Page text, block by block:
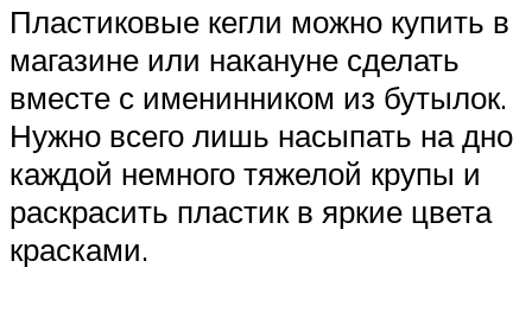
Пластиковые кегли можно купить в
магазине или накануне сделать
вместе с именинником из бутылок.
Нужно всего лишь насыпать на дно
каждой немного тяжелой крупы и
раскрасить пластик в яркие цвета
красками.